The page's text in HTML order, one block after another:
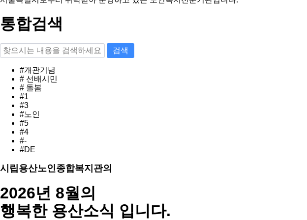
통합검색
검색
#개관기념
# 선배시민
# 돌봄
#1
#3
#노인
#5
#4
#-
#DE
시립용산노인종합복지관의
2026년 8월의
행복한 용산소식 입니다.